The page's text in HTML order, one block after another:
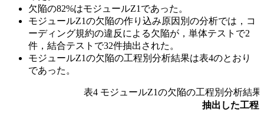
欠陥の82%はモジュールZ1であった。
モジュールZ1の欠陥の作り込み原因別の分析では，コ
ーディング規約の違反による欠陥が，単体テストで2
件，結合テストで32件抽出された。
モジュールZ1の欠陥の工程別分析結果は表4のとおり
であった。
表4 モジュールZ1の欠陥の工程別分析結果
抽出した工程